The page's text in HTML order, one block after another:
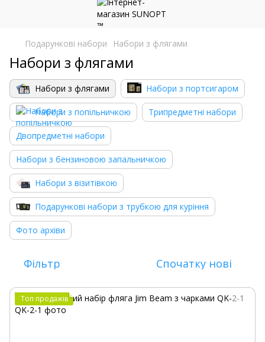
Подарункові набори Набори з флягами
Набори з флягами
Набори з флягами Набори з портсигаром
Набори з попільничкою Трипредметні набори
Двопредметні набори
Набори з бензиновою запальничкою
Набори з візитівкою
Подарункові набори з трубкою для куріння
Фото архіви
Фільтр Спочатку нові
Топ продажів